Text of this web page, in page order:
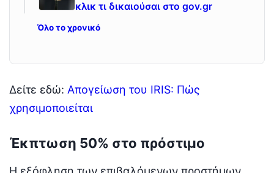
κλικ τι δικαιούσαι στο gov.gr
Όλο το χρονικό
Δείτε εδώ: Απογείωση του IRIS: Πώς
χρησιμοποιείται
Έκπτωση 50% στο πρόστιμο